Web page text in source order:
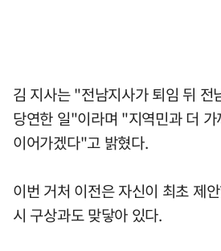
김 지사는 "전남지사가 퇴임 뒤 전
당연한 일"이라며 "지역민과 더
이어가겠다"고 밝혔다.
이번 거처 이전은 자신이 최초 제
시 구상과도 맞닿아 있다.